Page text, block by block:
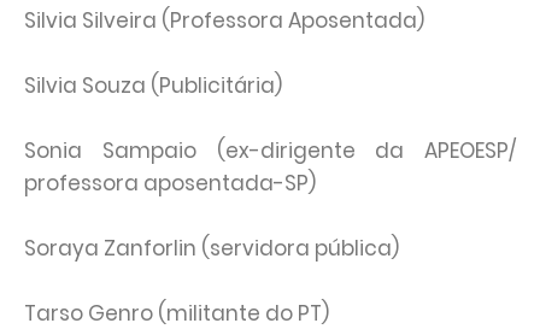
Silvia Silveira (Professora Aposentada)
Silvia Souza (Publicitária)
Sonia Sampaio (ex-dirigente da APEOESP/
professora aposentada-SP)
Soraya Zanforlin (servidora pública)
Tarso Genro (militante do PT)